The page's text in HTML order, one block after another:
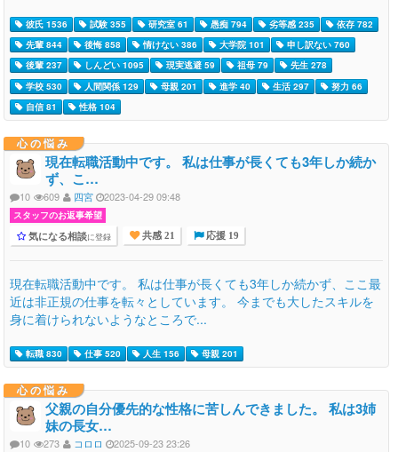
彼氏 1536 試験 355 研究室 61 愚痴 794 劣等感 235
依存 782
先輩 844
後悔 858 情けない 386 大学院 101
申し訳ない 760
後輩 237
しんどい 1095 現実逃避 59 祖母 79
先生 278
学校 530
人間関係 129 母親 201 進学 40 生活 297
努力 66
自信 81
性格 104
心の悩み
現在転職活動中です。 私は仕事が長くても3年しか続か
ず、こ…
10 609 四宮 2023-04-29 09:48
スタッフのお返事希望
気になる相談に登録 共感 21 応援 19
現在転職活動中です。 私は仕事が長くても3年しか続かず、ここ最
近は非正規の仕事を転々としています。 今までも大したスキルを
身に着けられないようなところで...
転職 830 仕事 520 人生 156 母親 201
心の悩み
父親の自分優先的な性格に苦しんできました。 私は3姉
妹の長女…
10 273 コロロ 2025-09-23 23:26